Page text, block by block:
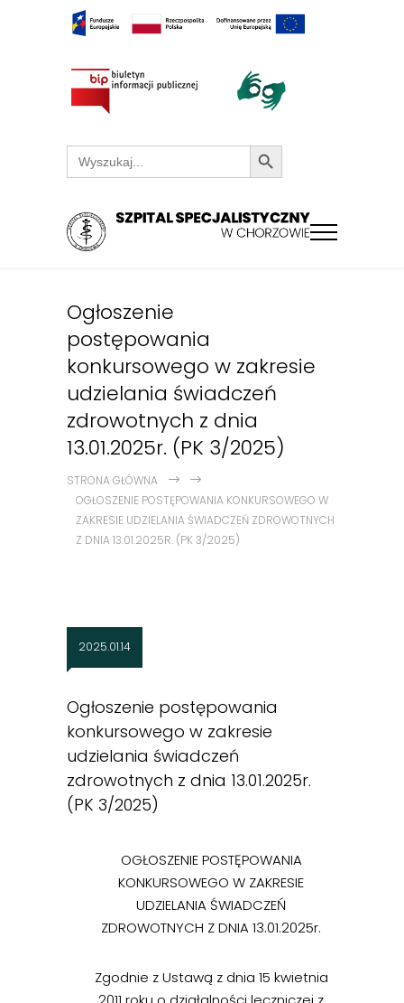
Search
for:
Search Button
Ogłoszenie
postępowania
konkursowego w zakresie
udzielania świadczeń
zdrowotnych z dnia
13.01.2025r. (PK 3/2025)
STRONA GŁÓWNA
OGŁOSZENIE POSTĘPOWANIA KONKURSOWEGO W
ZAKRESIE UDZIELANIA ŚWIADCZEŃ ZDROWOTNYCH
Z DNIA 13.01.2025R. (PK 3/2025)
2025.01.14
Ogłoszenie postępowania
konkursowego w zakresie
udzielania świadczeń
zdrowotnych z dnia 13.01.2025r.
(PK 3/2025)
OGŁOSZENIE POSTĘPOWANIA
KONKURSOWEGO W ZAKRESIE
UDZIELANIA ŚWIADCZEŃ
ZDROWOTNYCH Z DNIA 13.01.2025r.
Zgodnie z Ustawą z dnia 15 kwietnia